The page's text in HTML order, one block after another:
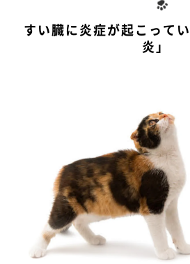
すい臓に炎症が起こって
炎」